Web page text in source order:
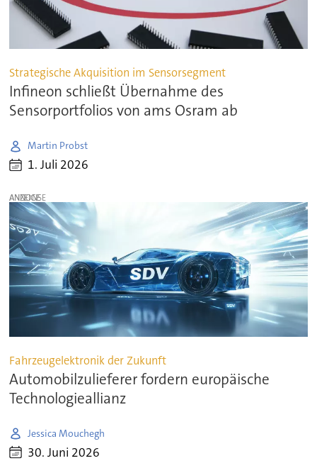
Strategische Akquisition im Sensorsegment
Infineon schließt Übernahme des
Sensorportfolios von ams Osram ab
Martin Probst
1. Juli 2026
ANZEIGE
Fahrzeugelektronik der Zukunft
Automobilzulieferer fordern europäische
Technologieallianz
Jessica Mouchegh
30. Juni 2026